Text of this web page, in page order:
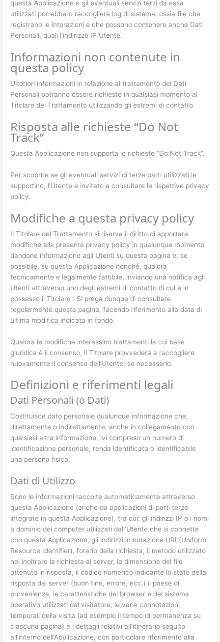
questa Applicazione e gli eventuali servizi terzi da essa
utilizzati potrebbero raccogliere log di sistema, ossia file che
registrano le interazioni e che possono contenere anche Dati
Personali, quali l’indirizzo IP Utente.
Informazioni non contenute in
questa policy
Ulteriori informazioni in relazione al trattamento dei Dati
Personali potranno essere richieste in qualsiasi momento al
Titolare del Trattamento utilizzando gli estremi di contatto.
Risposta alle richieste “Do Not
Track”
Questa Applicazione non supporta le richieste “Do Not Track”.
Per scoprire se gli eventuali servizi di terze parti utilizzati le
supportino, l’Utente è invitato a consultare le rispettive privacy
policy.
Modifiche a questa privacy policy
Il Titolare del Trattamento si riserva il diritto di apportare
modifiche alla presente privacy policy in qualunque momento
dandone informazione agli Utenti su questa pagina e, se
possibile, su questa Applicazione nonché, qualora
tecnicamente e legalmente fattibile, inviando una notifica agli
Utenti attraverso uno degli estremi di contatto di cui è in
possesso il Titolare . Si prega dunque di consultare
regolarmente questa pagina, facendo riferimento alla data di
ultima modifica indicata in fondo.
Qualora le modifiche interessino trattamenti la cui base
giuridica è il consenso, il Titolare provvederà a raccogliere
nuovamente il consenso dell’Utente, se necessario.
Definizioni e riferimenti legali
Dati Personali (o Dati)
Costituisce dato personale qualunque informazione che,
direttamente o indirettamente, anche in collegamento con
qualsiasi altra informazione, ivi compreso un numero di
identificazione personale, renda identificata o identificabile
una persona fisica.
Dati di Utilizzo
Sono le informazioni raccolte automaticamente attraverso
questa Applicazione (anche da applicazioni di parti terze
integrate in questa Applicazione), tra cui: gli indirizzi IP o i nomi
a dominio dei computer utilizzati dall’Utente che si connette
con questa Applicazione, gli indirizzi in notazione URI (Uniform
Resource Identifier), l’orario della richiesta, il metodo utilizzato
nel inoltrare la richiesta al server, la dimensione del file
ottenuto in risposta, il codice numerico indicante lo stato della
risposta dal server (buon fine, errore, ecc.) il paese di
provenienza, le caratteristiche del browser e del sistema
operativo utilizzati dal visitatore, le varie connotazioni
temporali della visita (ad esempio il tempo di permanenza su
ciascuna pagina) e i dettagli relativi all’itinerario seguito
all’interno dell’Applicazione, con particolare riferimento alla